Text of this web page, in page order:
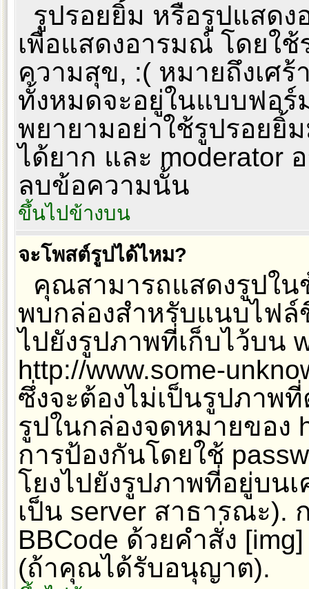
รูปรอยยิ้ม หรือรูปแสดง
เพื่อแสดงอารมณ์ โดยใ
ความสุข, :( หมายถึงเศ
ทั้งหมดจะอยู่ในแบบฟอ
พยายามอย่าใช้รูปรอยยิ้
ได้ยาก และ moderator
ลบข้อความนั้น
ขึ้นไปข้างบน
จะโพสต์รูปได้ไหม?
คุณสามารถแสดงรูปใ
พบกล่องสำหรับแนบไฟ
ไปยังรูปภาพที่เก็บไว้บน
http://www.some-
ซึ่งจะต้องไม่เป็นรูปภาพ
รูปในกล่องจดหมายของ
การป้องกันโดยใช้
โยงไปยังรูปภาพที่อยู่บน
เป็น server สาธารณะ).
BBCode ด้วยคำสั่ง
(ถ้าคุณได้รับอนุญาต).